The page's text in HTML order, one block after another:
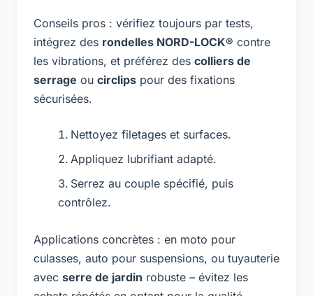
Conseils pros : vérifiez toujours par tests,
intégrez des rondelles NORD-LOCK® contre
les vibrations, et préférez des colliers de
serrage ou circlips pour des fixations
sécurisées.
Nettoyez filetages et surfaces.
Appliquez lubrifiant adapté.
Serrez au couple spécifié, puis
contrôlez.
Applications concrètes : en moto pour
culasses, auto pour suspensions, ou tuyauterie
avec serre de jardin robuste – évitez les